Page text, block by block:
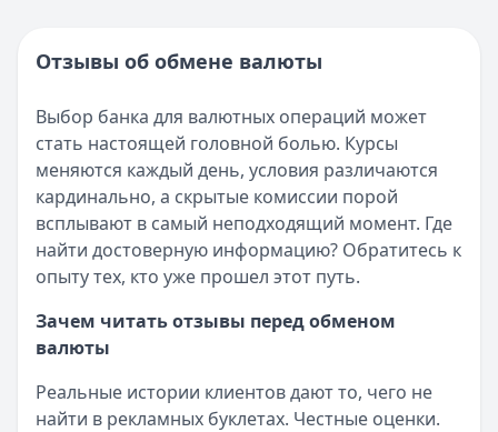
Отзывы об обмене валюты
Выбор банка для валютных операций может
стать настоящей головной болью. Курсы
меняются каждый день, условия различаются
кардинально, а скрытые комиссии порой
всплывают в самый неподходящий момент. Где
найти достоверную информацию? Обратитесь к
опыту тех, кто уже прошел этот путь.
Зачем читать отзывы перед обменом
валюты
Реальные истории клиентов дают то, чего не
найти в рекламных буклетах. Честные оценки.